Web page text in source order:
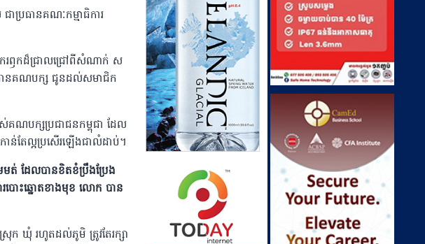
ជាប្រធានគណៈកម្មាធិការ
រឭកដ៏ជ្រាលជ្រៅពីសំណាក់ ស
នគណបក្ស ជូនដល់សមាជិក
គណបក្សប្រជាជនកម្ពុជា ដែល
ាន់តែល្អប្រសើរឡើងជាលំដាប់។
ត់ ដែលបានខិតខំប្រឹងប្រែង
របោះឆ្នោតខាងមុខ លោក បាន
ស្រុក ឃុំ រហូតដល់ភូមិ ត្រូវតែរក្សា